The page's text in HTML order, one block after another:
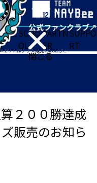
閉じる
SCHO
OL
PARTN
ER
SUPPO
RT
モリアルグッズ販売のお知らせ
２００勝達成
販売のお知ら